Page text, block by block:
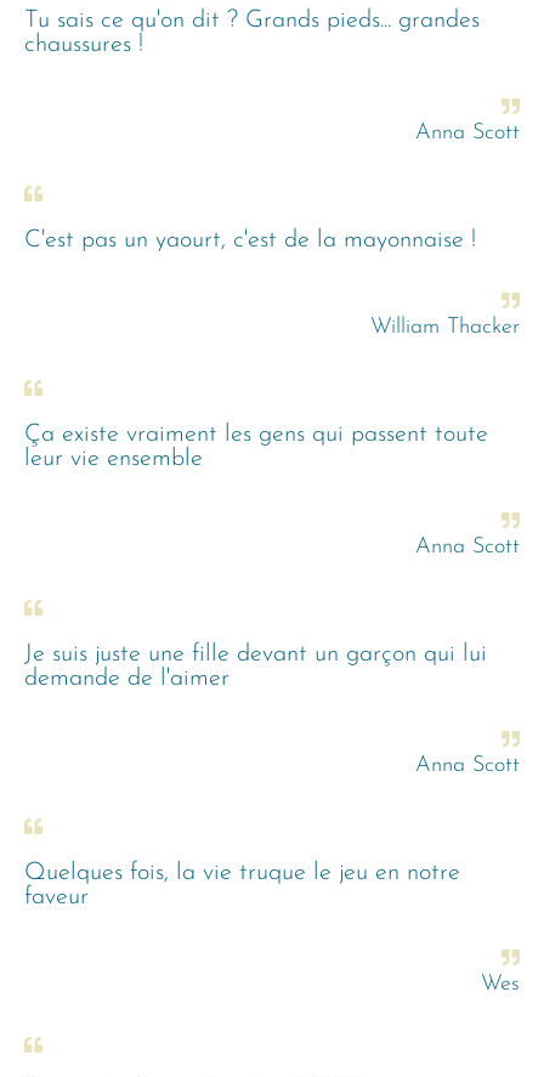
Tu sais ce qu'on dit ? Grands pieds... grandes
chaussures !
Anna Scott
C'est pas un yaourt, c'est de la mayonnaise !
William Thacker
Ça existe vraiment les gens qui passent toute
leur vie ensemble
Anna Scott
Je suis juste une fille devant un garçon qui lui
demande de l'aimer
Anna Scott
Quelques fois, la vie truque le jeu en notre
faveur
Wes